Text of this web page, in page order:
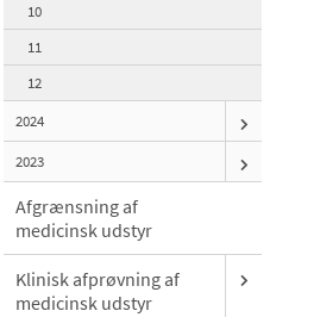
10
11
12
2024
2023
Afgrænsning af
medicinsk udstyr
Klinisk afprøvning af
medicinsk udstyr